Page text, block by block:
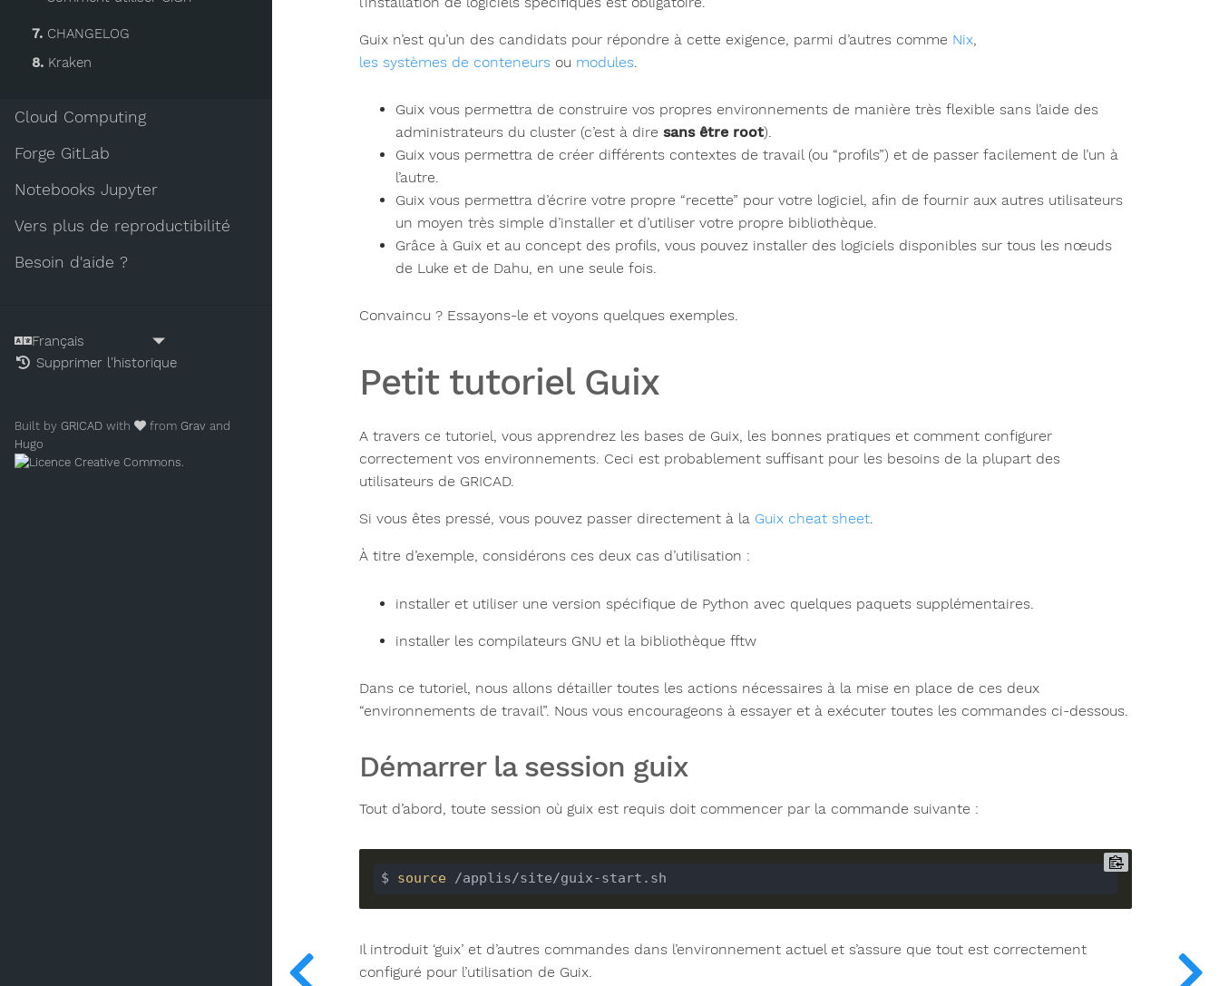
7. CHANGELOG
8. Kraken
Cloud Computing
Forge GitLab
Notebooks Jupyter
Vers plus de reproductibilité
Besoin d'aide ?
Supprimer l'historique
Built by GRICAD with from Grav and
Hugo
Guix n’est qu’un des candidats pour répondre à cette exigence, parmi d’autres comme Nix,
les systèmes de conteneurs ou modules.
Guix vous permettra de construire vos propres environnements de manière très flexible sans l’aide des
administrateurs du cluster (c’est à dire sans être root).
Guix vous permettra de créer différents contextes de travail (ou “profils”) et de passer facilement de l’un à
l’autre.
Guix vous permettra d’écrire votre propre “recette” pour votre logiciel, afin de fournir aux autres utilisateurs
un moyen très simple d’installer et d’utiliser votre propre bibliothèque.
Grâce à Guix et au concept des profils, vous pouvez installer des logiciels disponibles sur tous les nœuds
de Luke et de Dahu, en une seule fois.
Convaincu ? Essayons-le et voyons quelques exemples.
Petit tutoriel Guix
A travers ce tutoriel, vous apprendrez les bases de Guix, les bonnes pratiques et comment configurer
correctement vos environnements. Ceci est probablement suffisant pour les besoins de la plupart des
utilisateurs de GRICAD.
Si vous êtes pressé, vous pouvez passer directement à la Guix cheat sheet.
À titre d’exemple, considérons ces deux cas d’utilisation :
installer et utiliser une version spécifique de Python avec quelques paquets supplémentaires.
installer les compilateurs GNU et la bibliothèque fftw
Dans ce tutoriel, nous allons détailler toutes les actions nécessaires à la mise en place de ces deux
“environnements de travail”. Nous vous encourageons à essayer et à exécuter toutes les commandes ci-dessous.
Démarrer la session guix
Tout d’abord, toute session où guix est requis doit commencer par la commande suivante :
$ source
Il introduit ‘guix’ et d’autres commandes dans l’environnement actuel et s’assure que tout est correctement
configuré pour l’utilisation de Guix.